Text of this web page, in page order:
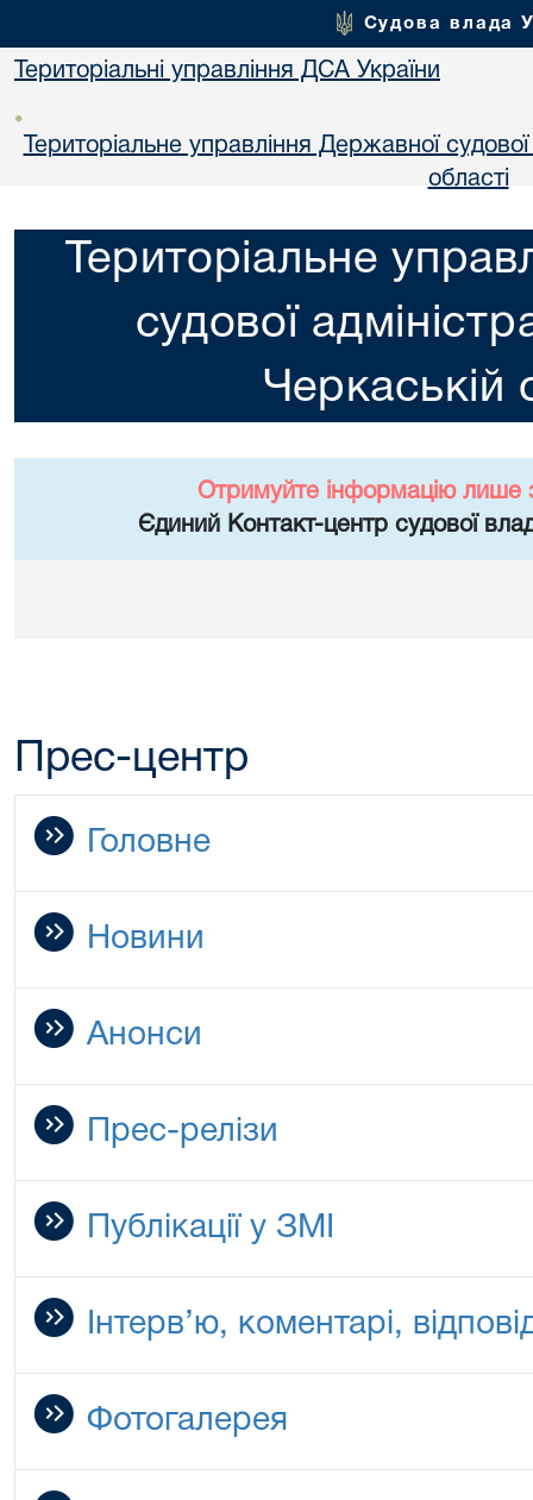
Судова влада
Територіальні управління ДСА України
•
Територіальне управління Державної судової
областi
Територіальне
судової
Черкаській
Отримуйте інформацію лише
Єдиний Контакт-центр судової
Прес-центр
Головне
Новини
Анонси
Прес-релізи
Публікації у ЗМІ
Інтерв’ю, коментарі,
Фотогалерея